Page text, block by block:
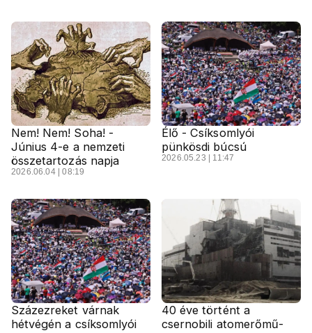
Nem! Nem! Soha! -
Június 4-e a nemzeti
összetartozás napja
2026.06.04 | 08:19
Élő - Csíksomlyói
pünkösdi búcsú
2026.05.23 | 11:47
Százezreket várnak
hétvégén a csíksomlyói
40 éve történt a
csernobili atomerőmű-